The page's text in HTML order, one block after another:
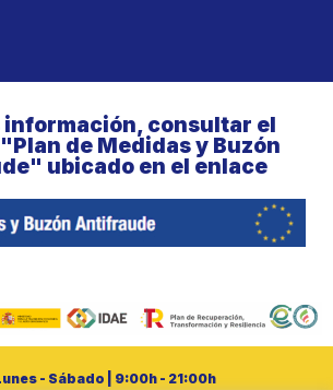
información, consultar el
de Medidas y Buzón
ubicado en el enlace
- Sábado | 9:00h - 21:00h